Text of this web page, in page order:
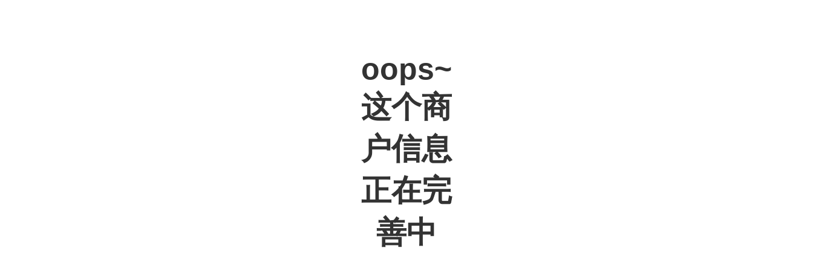
oops~
这个商
户信息
正在完
善中